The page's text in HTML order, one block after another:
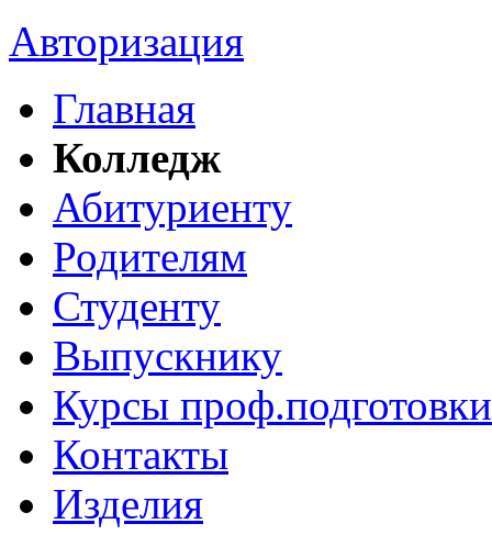
Авторизация
Главная
Колледж
Абитуриенту
Родителям
Студенту
Выпускнику
Курсы проф.подготовки
Контакты
Изделия